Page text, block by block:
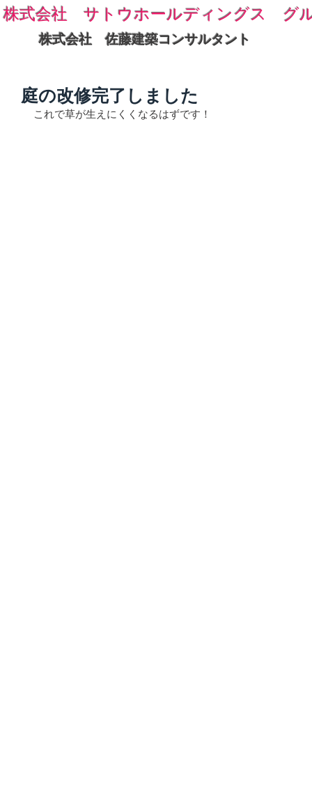
株式会社 サトウホールディングス グ
株式会社 佐藤建築コンサルタント
庭の改修完了しました
これで草が生えにくくなるはずです！